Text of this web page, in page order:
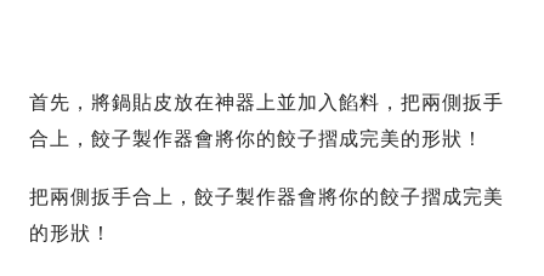
首先，將鍋貼皮放在神器上並加入餡料，把兩側扳手
合上，餃子製作器會將你的餃子摺成完美的形狀！
把兩側扳手合上，餃子製作器會將你的餃子摺成完美
的形狀！